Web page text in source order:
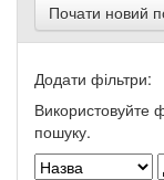
Почати новий
Додати фільтри:
Використовуйте
пошуку.